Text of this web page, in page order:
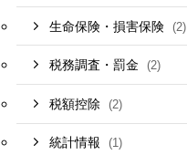
生命保険・損害保険 (2)
税務調査・罰金 (2)
税額控除 (2)
統計情報 (1)